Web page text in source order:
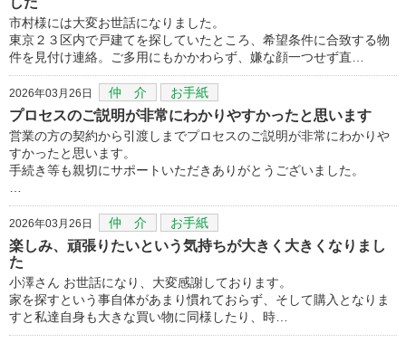
市村様には大変お世話になりました。
東京２３区内で戸建てを探していたところ、希望条件に合致する物
件を見付け連絡。ご多用にもかかわらず、嫌な顔一つせず直…
2026年03月26日 仲 介 お手紙
プロセスのご説明が非常にわかりやすかったと思います
営業の方の契約から引渡しまでプロセスのご説明が非常にわかりや
すかったと思います。
手続き等も親切にサポートいただきありがとうございました。
2026年03月26日 仲 介 お手紙
楽しみ、頑張りたいという気持ちが大きく大きくなりまし
た
小澤さん お世話になり、大変感謝しております。
家を探すという事自体があまり慣れておらず、そして購入となりま
すと私達自身も大きな買い物に同様したり、時…